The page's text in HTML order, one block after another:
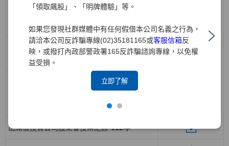
「領取飆股」、「明牌體驗」等。
如果您發現社群媒體中有任何假借本公司名義之行為，
請洽本公司反詐騙專線(02)35181165或客服信箱反
映，或撥打內政部警政署165反詐騙諮詢專線，以免權
益受損。
立即了解
110年
機構投資人股東會投票紀錄(逐公司、議
109年
出席被投資公司股東會投票紀錄-114年
出席被投資公司股東會投票紀錄-113年
出席被投資公司股東會投票紀錄-112年